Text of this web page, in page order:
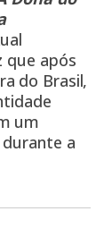
que após
do Brasil,
um
a